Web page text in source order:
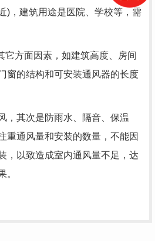
)，建筑用途是医院、学校等，需
它方面因素，如建筑高度、房间
窗的结构和可安装通风器的长度
，其次是防雨水、隔音、保温
重通风量和安装的数量，不能因
，以致造成室内通风量不足，达
。